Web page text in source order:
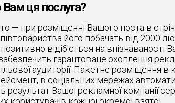
ця послуга?
— при розміщенні Вашого поста в
його побачать від 2000
відіб'ється на впізнаваності
гарантоване охоплення
аудиторії. Пакетне розміщення в
в соціальних мережах
результат Вашої рекламної компанії